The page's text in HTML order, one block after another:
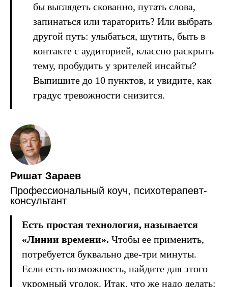
бы выглядеть скованно, путать слова,
запинаться или тараторить? Или выбрать
другой путь: улыбаться, шутить, быть в
контакте с аудиторией, классно раскрыть
тему, пробудить у зрителей инсайты?
Выпишите до 10 пунктов, и увидите, как
градус тревожности снизится.
Ришат Зараев
Профессиональный коуч, психотерапевт-
консультант
Есть простая технология, называется
«Линии времени». Чтобы ее применить,
потребуется буквально две-три минуты.
Если есть возможность, найдите для этого
укромный уголок. Итак, что же надо делать: